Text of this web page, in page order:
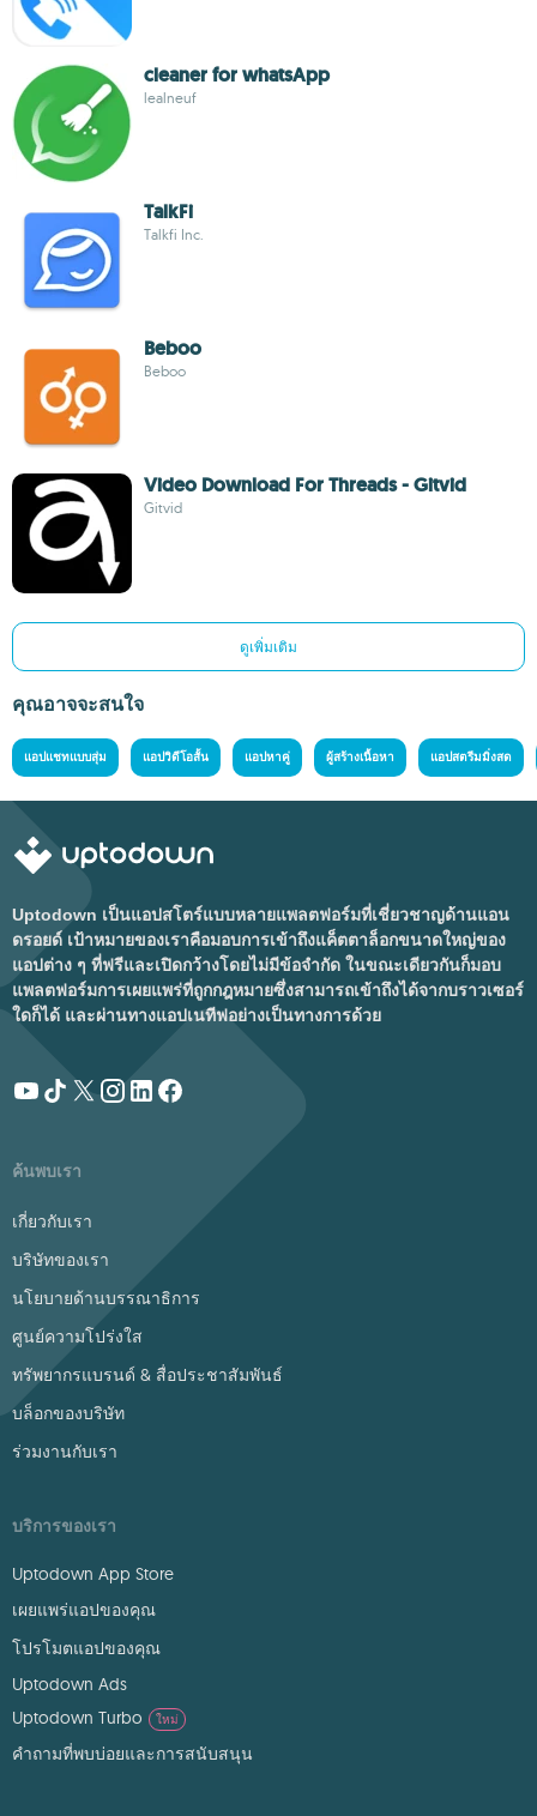
cleaner for whatsApp
lealneuf
TalkFi
Talkfi Inc.
Beboo
Beboo
Video Download For Threads - Gitvid
Gitvid
ดูเพิ่มเติม
คุณอาจจะสนใจ
แอปแชทแบบสุ่ม แอปวิดีโอสั้น แอปหาคู่ ผู้สร้างเนื้อหา แอปสตรีมมิ่งสด
Uptodown เป็นแอปสโตร์แบบหลายแพลตฟอร์มที่เชี่ยวชาญด้านแอน
ดรอยด์ เป้าหมายของเราคือมอบการเข้าถึงแค็ตตาล็อกขนาดใหญ่ของ
แอปต่าง ๆ ที่ฟรีและเปิดกว้างโดยไม่มีข้อจำกัด ในขณะเดียวกันก็มอบ
แพลตฟอร์มการเผยแพร่ที่ถูกกฎหมายซึ่งสามารถเข้าถึงได้จากบราวเซอร์
ใดก็ได้ และผ่านทางแอปเนทีฟอย่างเป็นทางการด้วย
ค้นพบเรา
เกี่ยวกับเรา
บริษัทของเรา
นโยบายด้านบรรณาธิการ
ศูนย์ความโปร่งใส
ทรัพยากรแบรนด์ & สื่อประชาสัมพันธ์
บล็อกของบริษัท
ร่วมงานกับเรา
บริการของเรา
Uptodown App Store
เผยแพร่แอปของคุณ
โปรโมตแอปของคุณ
Uptodown Ads
Uptodown Turbo
ใหม่
คำถามที่พบบ่อยและการสนับสนุน